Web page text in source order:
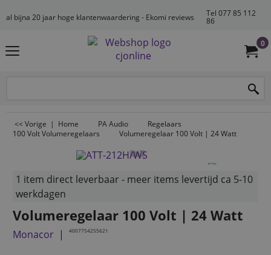
al bijna 20 jaar hoge klantenwaardering - Ekomi reviews
Tel 077 85 112
86
0
<< Vorige | Home PA Audio
Regelaars
100 Volt Volumeregelaars
Volumeregelaar 100 Volt | 24 Watt
1 item direct leverbaar - meer items levertijd ca 5-10
werkdagen
Volumeregelaar 100 Volt | 24 Watt
Monacor 4007754255621